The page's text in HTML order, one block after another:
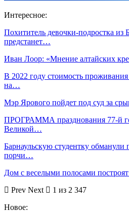
Интересное:
Похититель девочки-подростка из
предстанет…
Иван Лоор: «Мнение алтайских
В 2022 году стоимость
на…
Мэр Ярового пойдет под суд за
ПРОГРАММА празднования 77-й
Великой…
Барнаульскую студентку обманули
порчи…
Дом с веселыми полосами
Prev Next
1 из 2 347
Новое: